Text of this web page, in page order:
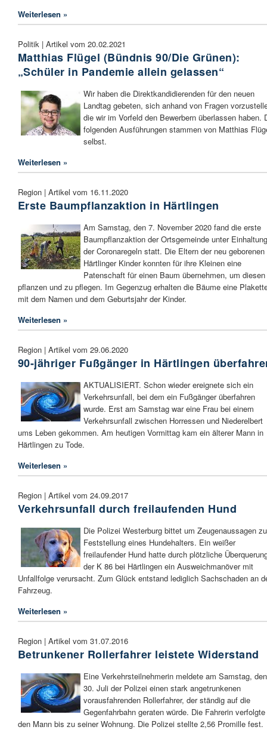
Weiterlesen »
Politik | Artikel vom 20.02.2021
Matthias Flügel (Bündnis 90/Die Grünen):
„Schüler in Pandemie allein gelassen“
Wir haben die Direktkandidierenden für den neuen
Landtag gebeten, sich anhand von Fragen
die wir im Vorfeld den Bewerbern überlassen haben.
folgenden Ausführungen stammen von Matthias
selbst.
Weiterlesen »
Region | Artikel vom 16.11.2020
Erste Baumpflanzaktion in Härtlingen
Am Samstag, den 7. November 2020 fand die erste
Baumpflanzaktion der Ortsgemeinde unter Einhaltung
der Coronaregeln statt. Die Eltern der neu geborenen
Härtlinger Kinder konnten für ihre Kleinen eine
Patenschaft für einen Baum übernehmen, um
pflanzen und zu pflegen. Im Gegenzug erhalten die Bäume eine
mit dem Namen und dem Geburtsjahr der Kinder.
Weiterlesen »
Region | Artikel vom 29.06.2020
90-jähriger Fußgänger in Härtlingen
AKTUALISIERT. Schon wieder ereignete sich ein
Verkehrsunfall, bei dem ein Fußgänger überfahren
wurde. Erst am Samstag war eine Frau bei einem
Verkehrsunfall zwischen Horressen und Niederelbert
ums Leben gekommen. Am heutigen Vormittag kam ein älterer Mann in
Härtlingen zu Tode.
Weiterlesen »
Region | Artikel vom 24.09.2017
Verkehrsunfall durch freilaufenden Hund
Die Polizei Westerburg bittet um Zeugenaussagen
Feststellung eines Hundehalters. Ein weißer
freilaufender Hund hatte durch plötzliche
der K 86 bei Härtlingen ein Ausweichmanöver mit
Unfallfolge verursacht. Zum Glück entstand lediglich Sachschaden an
Fahrzeug.
Weiterlesen »
Region | Artikel vom 31.07.2016
Betrunkener Rollerfahrer leistete Widerstand
Eine Verkehrsteilnehmerin meldete am Samstag, den
30. Juli der Polizei einen stark angetrunkenen
vorausfahrenden Rollerfahrer, der ständig auf die
Gegenfahrbahn geraten würde. Die Fahrerin verfolgte
den Mann bis zu seiner Wohnung. Die Polizei stellte 2,56 Promille fest.